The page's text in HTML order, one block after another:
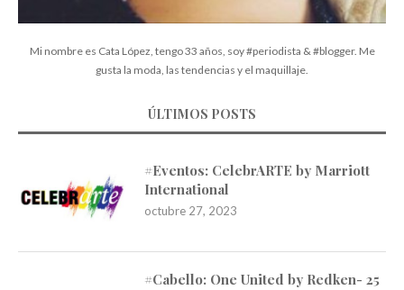
Mi nombre es Cata López, tengo 33 años, soy #periodista & #blogger. Me
gusta la moda, las tendencias y el maquillaje.
ÚLTIMOS POSTS
#Eventos: CelebrARTE by Marriott
International
octubre 27, 2023
#Cabello: One United by Redken- 25